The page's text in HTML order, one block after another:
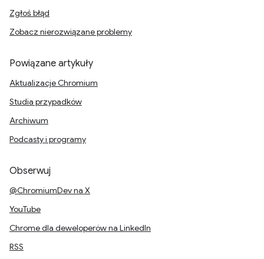
Zgłoś błąd
Zobacz nierozwiązane problemy
Powiązane artykuły
Aktualizacje Chromium
Studia przypadków
Archiwum
Podcasty i programy
Obserwuj
@ChromiumDev na X
YouTube
Chrome dla deweloperów na LinkedIn
RSS